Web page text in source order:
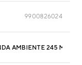
9900826024
AMBIENTE 245 MM